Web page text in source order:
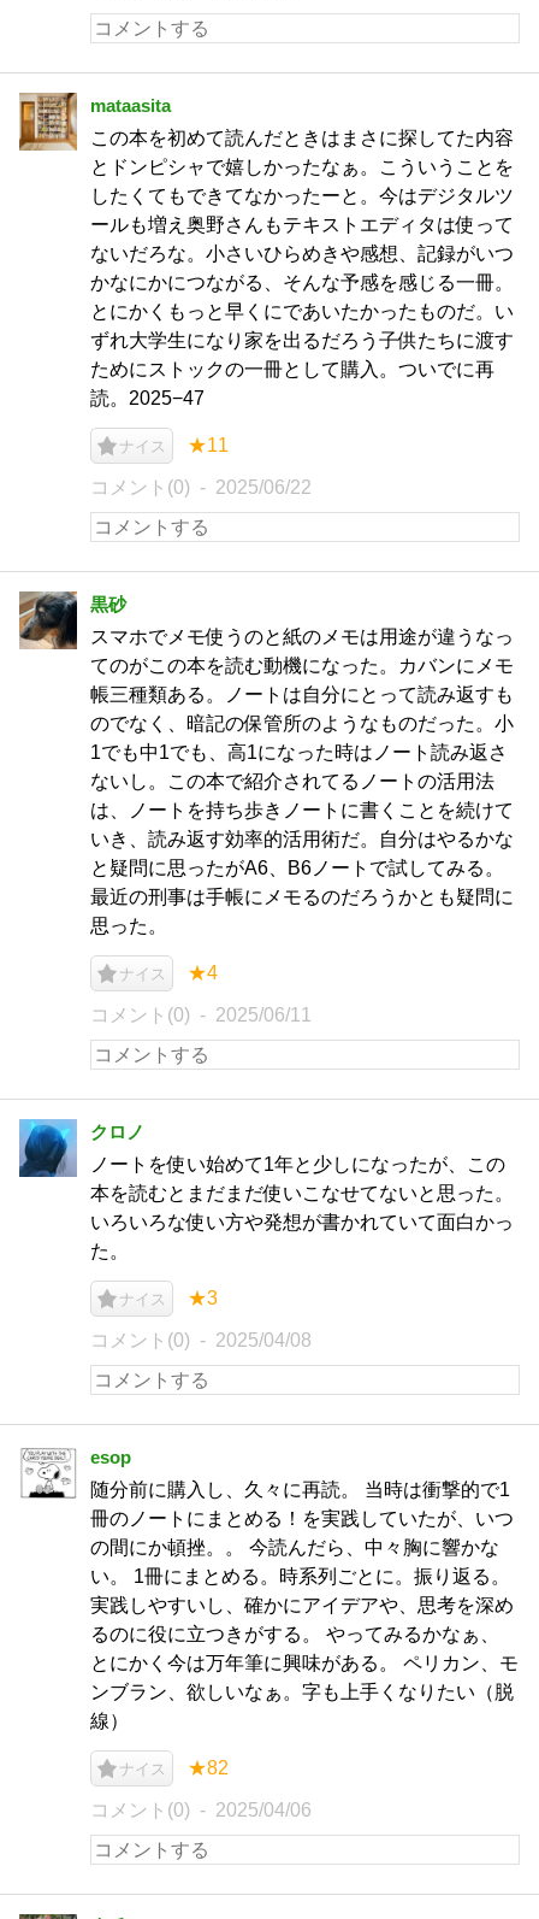
mataasita
この本を初めて読んだときはまさに探してた内容
とドンピシャで嬉しかったなぁ。こういうことを
したくてもできてなかったーと。今はデジタルツ
ールも増え奥野さんもテキストエディタは使って
ないだろな。小さいひらめきや感想、記録がいつ
かなにかにつながる、そんな予感を感じる一冊。
とにかくもっと早くにであいたかったものだ。い
ずれ大学生になり家を出るだろう子供たちに渡す
ためにストックの一冊として購入。ついでに再
読。2025−47
ナイス ★11
コメント(0) 2025/06/22
黒砂
スマホでメモ使うのと紙のメモは用途が違うなっ
てのがこの本を読む動機になった。カバンにメモ
帳三種類ある。ノートは自分にとって読み返すも
のでなく、暗記の保管所のようなものだった。小
1でも中1でも、高1になった時はノート読み返さ
ないし。この本で紹介されてるノートの活用法
は、ノートを持ち歩きノートに書くことを続けて
いき、読み返す効率的活用術だ。自分はやるかな
と疑問に思ったがA6、B6ノートで試してみる。
最近の刑事は手帳にメモるのだろうかとも疑問に
思った。
ナイス ★4
コメント(0) 2025/06/11
クロノ
ノートを使い始めて1年と少しになったが、この
本を読むとまだまだ使いこなせてないと思った。
いろいろな使い方や発想が書かれていて面白かっ
た。
ナイス ★3
コメント(0) 2025/04/08
esop
随分前に購入し、久々に再読。 当時は衝撃的で1
冊のノートにまとめる！を実践していたが、いつ
の間にか頓挫。。 今読んだら、中々胸に響かな
い。 1冊にまとめる。時系列ごとに。振り返る。
実践しやすいし、確かにアイデアや、思考を深め
るのに役に立つきがする。 やってみるかなぁ、
とにかく今は万年筆に興味がある。 ペリカン、モ
ンブラン、欲しいなぁ。字も上手くなりたい（脱
線）
ナイス ★82
コメント(0) 2025/04/06